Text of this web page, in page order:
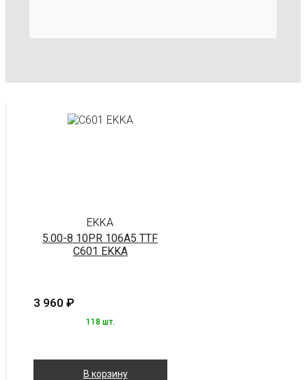
EKKA
5.00-8 10PR 106A5 TTF
C601 EKKA
3 960 ₽
118 шт.
В корзину